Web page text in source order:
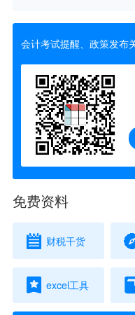
会计考试提醒、政策发布
免费资料
财税干货
excel工具